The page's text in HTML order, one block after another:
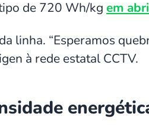
de 720 Wh/kg em
linha. “Esperamos
à rede estatal CCTV.